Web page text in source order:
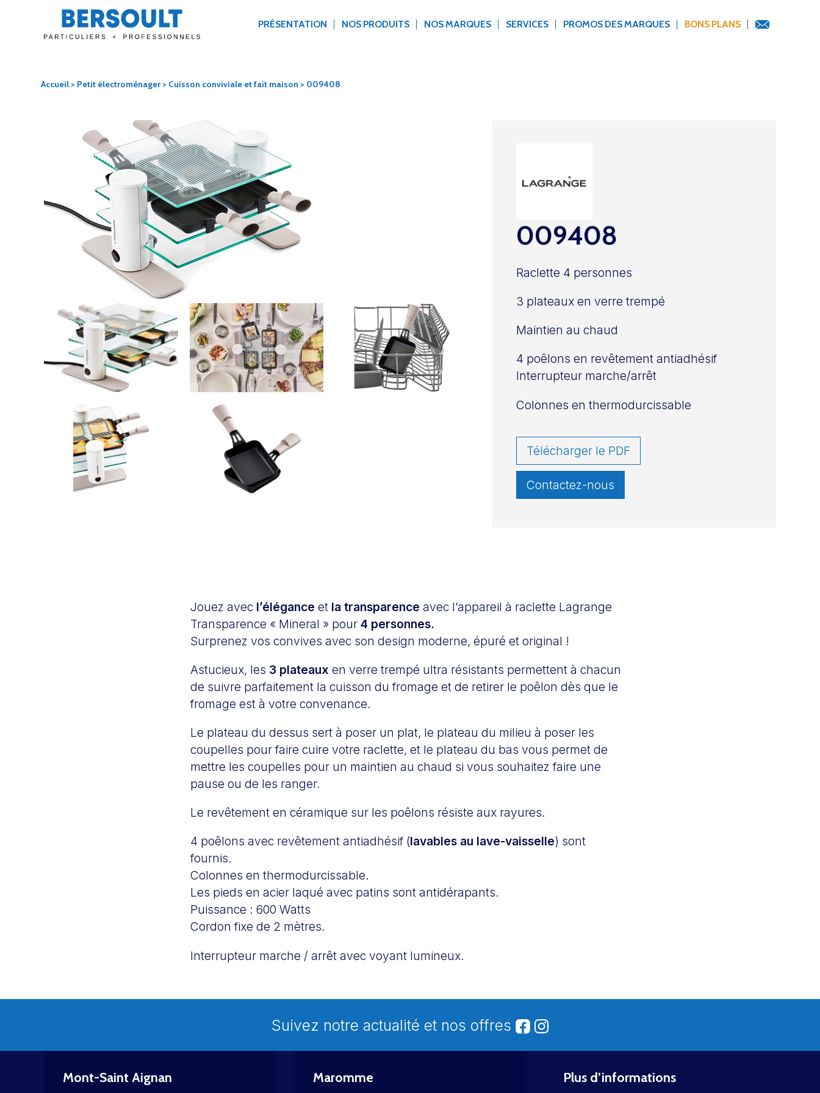
PRÉSENTATION NOS PRODUITS NOS MARQUES SERVICES PROMOS DES MARQUES BONS PLANS
Accueil > Petit électroménager > Cuisson conviviale et fait maison > 009408
009408
Raclette 4 personnes
3 plateaux en verre trempé
Maintien au chaud
4 poêlons en revêtement antiadhésif
Interrupteur marche/arrêt
Colonnes en thermodurcissable
Télécharger le PDF
Contactez-nous
Jouez avec l’élégance et la transparence avec l’appareil à raclette Lagrange
Transparence « Mineral » pour 4 personnes.
Surprenez vos convives avec son design moderne, épuré et original !
Astucieux, les 3 plateaux en verre trempé ultra résistants permettent à chacun
de suivre parfaitement la cuisson du fromage et de retirer le poêlon dès que le
fromage est à votre convenance.
Le plateau du dessus sert à poser un plat, le plateau du milieu à poser les
coupelles pour faire cuire votre raclette, et le plateau du bas vous permet de
mettre les coupelles pour un maintien au chaud si vous souhaitez faire une
pause ou de les ranger.
Le revêtement en céramique sur les poêlons résiste aux rayures.
4 poêlons avec revêtement antiadhésif (lavables au lave-vaisselle) sont
fournis.
Colonnes en thermodurcissable.
Les pieds en acier laqué avec patins sont antidérapants.
Puissance : 600 Watts
Cordon fixe de 2 mètres.
Interrupteur marche / arrêt avec voyant lumineux.
Suivez notre actualité et nos offres
Mont-Saint Aignan Maromme Plus d’informations